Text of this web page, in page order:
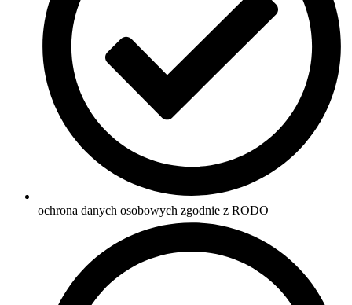
ochrona danych osobowych zgodnie z RODO